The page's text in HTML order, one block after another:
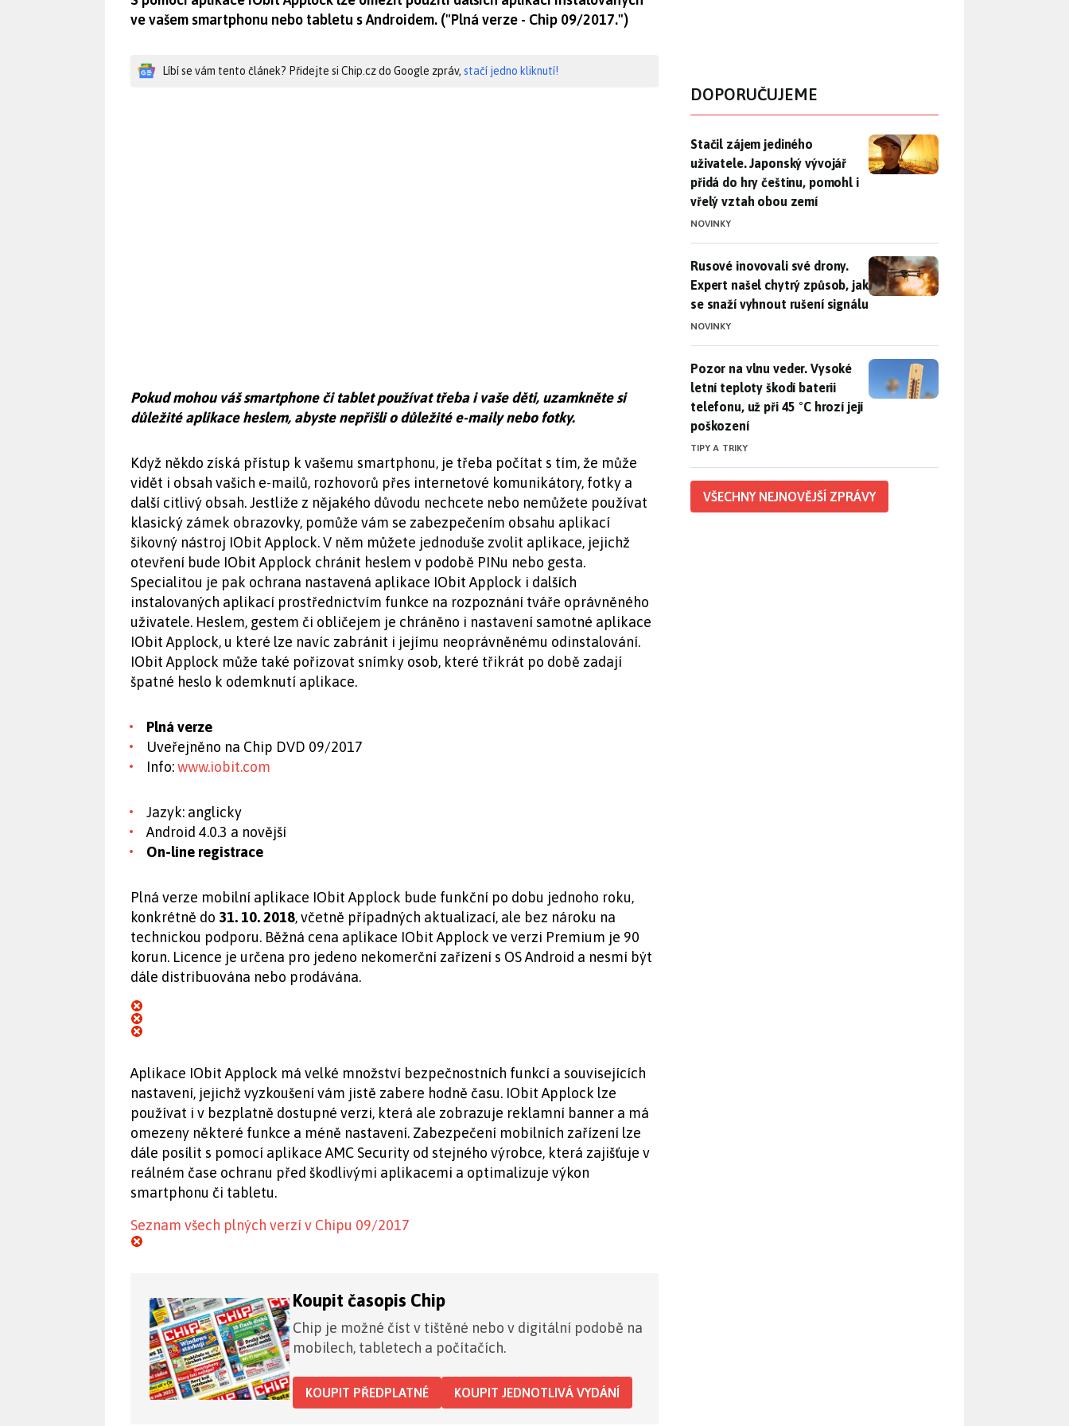
ve vašem smartphonu nebo tabletu s Androidem. ("Plná verze - Chip 09/2017.")
Líbí se vám tento článek? Přidejte si Chip.cz do Google zpráv, stačí jedno kliknutí!
Pokud mohou váš smartphone či tablet používat třeba i vaše děti, uzamkněte si
důležité aplikace heslem, abyste nepřišli o důležité e-maily nebo fotky.
Když někdo získá přístup k vašemu smartphonu, je třeba počítat s tím, že může
vidět i obsah vašich e-mailů, rozhovorů přes internetové komunikátory, fotky a
další citlivý obsah. Jestliže z nějakého důvodu nechcete nebo nemůžete používat
klasický zámek obrazovky, pomůže vám se zabezpečením obsahu aplikací
šikovný nástroj IObit Applock. V něm můžete jednoduše zvolit aplikace, jejichž
otevření bude IObit Applock chránit heslem v podobě PINu nebo gesta.
Specialitou je pak ochrana nastavená aplikace IObit Applock i dalších
instalovaných aplikací prostřednictvím funkce na rozpoznání tváře oprávněného
uživatele. Heslem, gestem či obličejem je chráněno i nastavení samotné aplikace
IObit Applock, u které lze navíc zabránit i jejímu neoprávněnému odinstalování.
IObit Applock může také pořizovat snímky osob, které třikrát po době zadají
špatné heslo k odemknutí aplikace.
Plná verze
Uveřejněno na Chip DVD 09/2017
Info:www.iobit.com
Jazyk: anglicky
Android 4.0.3 a novější
On-line registrace
Plná verze mobilní aplikace IObit Applock bude funkční po dobu jednoho roku,
konkrétně do 31. 10. 2018, včetně případných aktualizací, ale bez nároku na
technickou podporu. Běžná cena aplikace IObit Applock ve verzi Premium je 90
korun. Licence je určena pro jedeno nekomerční zařízení s OS Android a nesmí být
dále distribuována nebo prodávána.
Aplikace IObit Applock má velké množství bezpečnostních funkcí a souvisejících
nastavení, jejichž vyzkoušení vám jistě zabere hodně času. IObit Applock lze
používat i v bezplatně dostupné verzi, která ale zobrazuje reklamní banner a má
omezeny některé funkce a méně nastavení. Zabezpečení mobilních zařízení lze
dále posílit s pomocí aplikace AMC Security od stejného výrobce, která zajišťuje v
reálném čase ochranu před škodlivými aplikacemi a optimalizuje výkon
smartphonu či tabletu.
Seznam všech plných verzí v Chipu 09/2017
Koupit časopis Chip
Chip je možné číst v tištěné nebo v digitální podobě na
mobilech, tabletech a počítačích.
KOUPIT PŘEDPLATNÉ KOUPIT JEDNOTLIVÁ VYDÁNÍ
DOPORUČUJEME
Stačil zájem jediného uživatele. Japonský vývojář přidá do hry
Stačil zájem jediného
uživatele. Japonský vývojář
přidá do hry češtinu, pomohl i
vřelý vztah obou zemí
NOVINKY
Rusové inovovali své drony. Expert našel chytrý způsob, jak se
Rusové inovovali své drony.
Expert našel chytrý způsob, jak
se snaží vyhnout rušení signálu
NOVINKY
Pozor na vlnu veder. Vysoké letní teploty škodí baterii telefonu,
Pozor na vlnu veder. Vysoké
letní teploty škodí baterii
telefonu, už při 45 °C hrozí její
poškození
TIPY A TRIKY
VŠECHNY NEJNOVĚJŠÍ ZPRÁVY